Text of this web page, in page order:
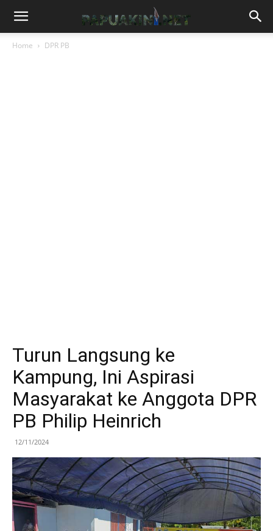
Home DPR PB
Turun Langsung ke
Kampung, Ini Aspirasi
Masyarakat ke Anggota DPR
PB Philip Heinrich
12/11/2024